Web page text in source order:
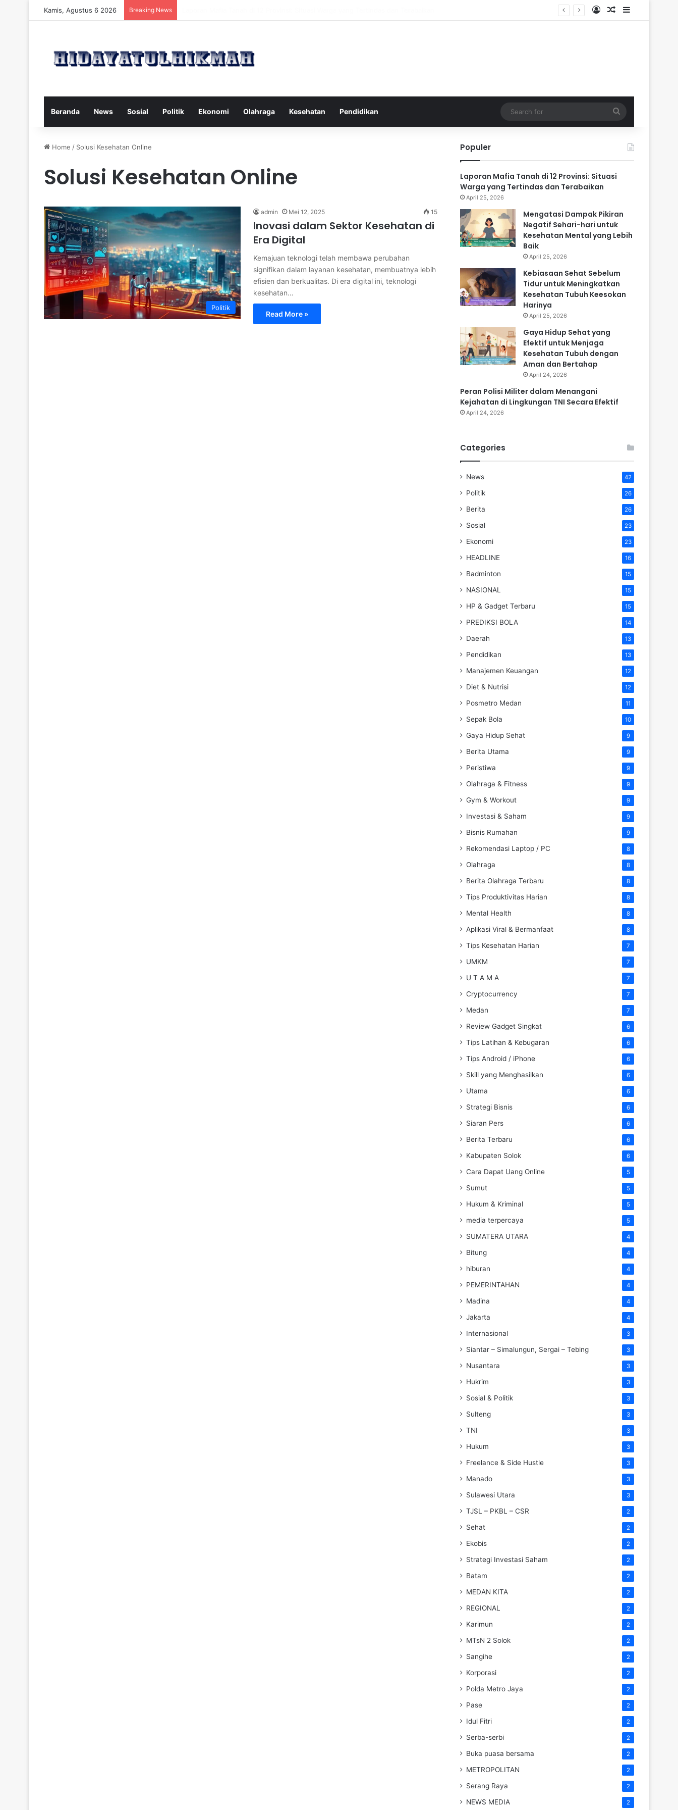
Kamis, Agustus 6 2026 Breaking News Log InRandom Article
Sidebar
Beranda News Sosial Politik Ekonomi Olahraga Kesehatan Pendidikan
for
Home / Solusi Kesehatan Online
Solusi Kesehatan Online
Politik
admin Mei 12, 2025 15
Inovasi dalam Sektor Kesehatan di
Era Digital
Kemajuan teknologi telah membawa perubahan
signifikan dalam layanan kesehatan, membuatnya lebih
efisien dan berkualitas. Di era digital ini, teknologi
kesehatan…
Read More »
Populer
Laporan Mafia Tanah di 12 Provinsi: Situasi
Warga yang Tertindas dan Terabaikan
April 25, 2026
Mengatasi Dampak Pikiran
Negatif Sehari-hari untuk
Kesehatan Mental yang Lebih
Baik
April 25, 2026
Kebiasaan Sehat Sebelum
Tidur untuk Meningkatkan
Kesehatan Tubuh Keesokan
Harinya
April 25, 2026
Gaya Hidup Sehat yang
Efektif untuk Menjaga
Kesehatan Tubuh dengan
Aman dan Bertahap
April 24, 2026
Peran Polisi Militer dalam Menangani
Kejahatan di Lingkungan TNI Secara Efektif
April 24, 2026
Categories
News 42
Politik 26
Berita 26
Sosial 23
Ekonomi 23
HEADLINE 16
Badminton 15
NASIONAL 15
HP & Gadget Terbaru 15
PREDIKSI BOLA 14
Daerah 13
Pendidikan 13
Manajemen Keuangan 12
Diet & Nutrisi 12
Posmetro Medan 11
Sepak Bola 10
Gaya Hidup Sehat 9
Berita Utama 9
Peristiwa 9
Olahraga & Fitness 9
Gym & Workout 9
Investasi & Saham 9
Bisnis Rumahan 9
Rekomendasi Laptop / PC 8
Olahraga 8
Berita Olahraga Terbaru 8
Tips Produktivitas Harian 8
Mental Health 8
Aplikasi Viral & Bermanfaat 8
Tips Kesehatan Harian 7
UMKM 7
U T A M A 7
Cryptocurrency 7
Medan 7
Review Gadget Singkat 6
Tips Latihan & Kebugaran 6
Tips Android / iPhone 6
Skill yang Menghasilkan 6
Utama 6
Strategi Bisnis 6
Siaran Pers 6
Berita Terbaru 6
Kabupaten Solok 6
Cara Dapat Uang Online 5
Sumut 5
Hukum & Kriminal 5
media terpercaya 5
SUMATERA UTARA 4
Bitung 4
hiburan 4
PEMERINTAHAN 4
Madina 4
Jakarta 4
Internasional 3
Siantar – Simalungun, Sergai – Tebing 3
Nusantara 3
Hukrim 3
Sosial & Politik 3
Sulteng 3
TNI 3
Hukum 3
Freelance & Side Hustle 3
Manado 3
Sulawesi Utara 3
TJSL – PKBL – CSR 2
Sehat 2
Ekobis 2
Strategi Investasi Saham 2
Batam 2
MEDAN KITA 2
REGIONAL 2
Karimun 2
MTsN 2 Solok 2
Sangihe 2
Korporasi 2
Polda Metro Jaya 2
Pase 2
Idul Fitri 2
Serba-serbi 2
Buka puasa bersama 2
METROPOLITAN 2
Serang Raya 2
NEWS MEDIA 2